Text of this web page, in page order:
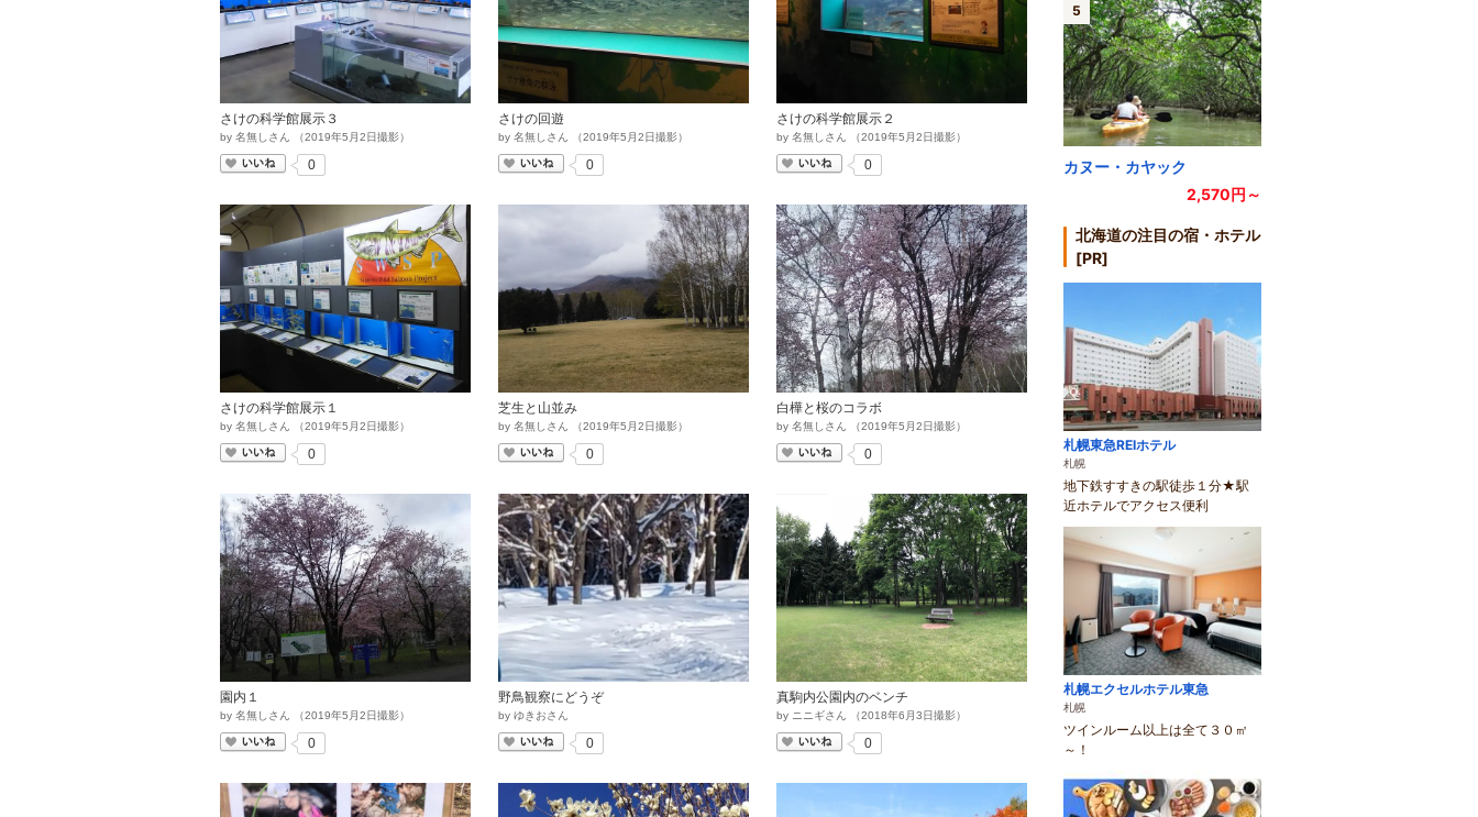
さけの科学館展示３
by 名無しさん （2019年5 月2日撮影）
いいね
0
さけの回遊
by 名無しさん （2019年5 月2日撮影）
いいね
0
さけの科学館展示２
by 名無しさん （2019年5 月2日撮影）
いいね
0
さけの科学館展示１
by 名無しさん （2019年5 月2日撮影）
いいね
0
芝生と山並み
by 名無しさん （2019年5 月2日撮影）
いいね
0
白樺と桜のコラボ
by 名無しさん （2019年5 月2日撮影）
いいね
0
園内１
by 名無しさん （2019年5 月2日撮影）
いいね
0
野鳥観察にどうぞ
by ゆきおさん
いいね
0
真駒内公園内のベンチ
by ニニギさん （2018年6 月3日撮影）
いいね
0
5
カヌー・カヤック
2,570円～
北海道の注目の宿・ホテル
[PR]
札幌東急REIホテル
札幌
地下鉄すすきの駅徒歩１分★駅
近ホテルでアクセス便利
札幌エクセルホテル東急
札幌
ツインルーム以上は全て３０㎡
～！